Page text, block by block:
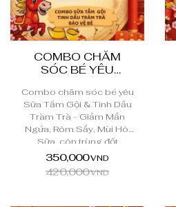
COMBO CHĂM
SÓC BÉ YÊU
Combo chăm sóc bé yêu
Sữa Tắm Gội & Tinh Dầu
Tràm Trà - Giảm Mẩn
Ngứa, Rôm Sẩy, Mùi Hôi
Sữa, côn trùng đốt
350,000VND
420,000VND